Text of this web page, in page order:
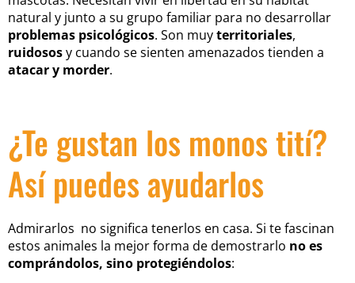
natural y junto a su grupo familiar para no desarrollar
problemas psicológicos. Son muyterritoriales,
ruidososy cuando se sienten amenazados tienden a
atacar y morder.
¿Te gustan los monos tití?
Así puedes ayudarlos
Admirarlos no significa tenerlos en casa. Si te fascinan
estos animales la mejor forma de demostrarlo no es
comprándolos, sino protegiéndolos: